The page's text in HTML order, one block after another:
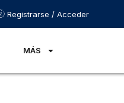
Registrarse / Acceder
MÁS